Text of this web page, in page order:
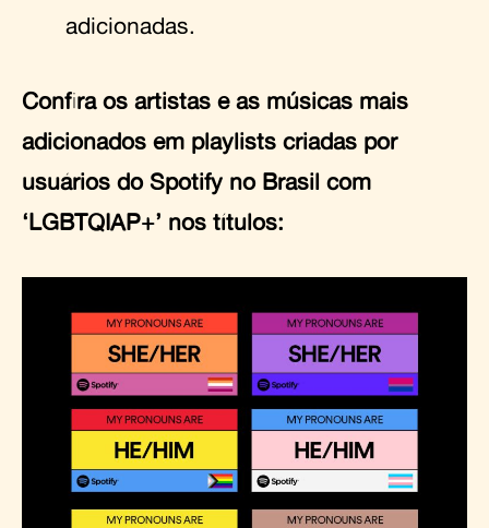
adicionadas.
Confira os artistas e as músicas mais
adicionados em playlists criadas por
usuários do Spotify no Brasil com
‘LGBTQIAP+’ nos títulos: